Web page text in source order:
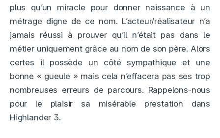
plus qu’un miracle pour donner naissance à un
métrage digne de ce nom. L’acteur/réalisateur n’a
jamais réussi à prouver qu’il n’était pas dans le
métier uniquement grâce au nom de son père. Alors
certes il possède un côté sympathique et une
bonne « gueule » mais cela n’effacera pas ses trop
nombreuses erreurs de parcours. Rappelons-nous
pour le plaisir sa misérable prestation dans
Highlander 3.